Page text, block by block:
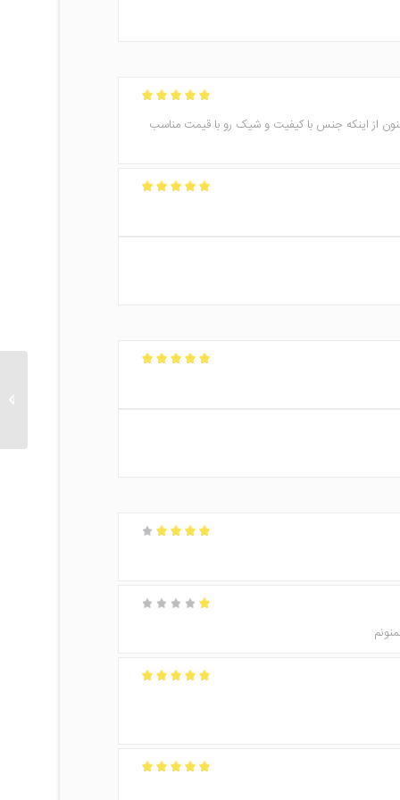
کاملا رضایت دارم.ممنون از اینکه جنس با کیفیت و شیک رو با قیمت مناسب